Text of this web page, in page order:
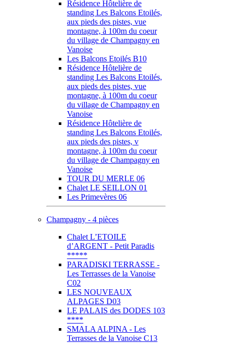
Résidence Hôtelière de
standing Les Balcons Etoilés,
aux pieds des pistes, vue
montagne, à 100m du coeur
du village de Champagny en
Vanoise
Les Balcons Etoilés B10
Résidence Hôtelière de
standing Les Balcons Etoilés,
aux pieds des pistes, vue
montagne, à 100m du coeur
du village de Champagny en
Vanoise
Résidence Hôtelière de
standing Les Balcons Etoilés,
aux pieds des pistes, v
montagne, à 100m du coeur
du village de Champagny en
Vanoise
TOUR DU MERLE 06
Chalet LE SEILLON 01
Les Primevères 06
Champagny - 4 pièces
Chalet L’ETOILE
d’ARGENT - Petit Paradis
*****
PARADISKI TERRASSE -
Les Terrasses de la Vanoise
C02
LES NOUVEAUX
ALPAGES D03
LE PALAIS des DODES 103
****
SMALA ALPINA - Les
Terrasses de la Vanoise C13